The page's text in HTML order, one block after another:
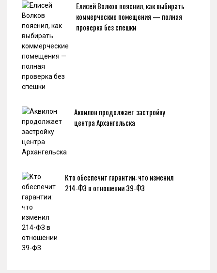
Елисей Волков пояснил, как выбирать
коммерческие помещения — полная
проверка без спешки
Аквилон продолжает застройку
центра Архангельска
Кто обеспечит гарантии: что изменил
214-ФЗ в отношении 39-ФЗ